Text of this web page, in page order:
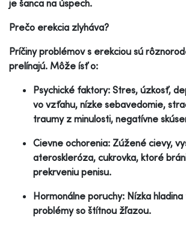
je šanca na úspech.
Prečo erekcia zlyháva?
Príčiny problémov s erekciou sú
prelínajú. Môže ísť o:
Psychické faktory: Stres, úzkosť,
vo vzťahu, nízke sebavedomie,
traumy z minulosti, negatívne
Cievne ochorenia: Zúžené cievy,
ateroskleróza, cukrovka, ktoré
prekrveniu penisu.
Hormonálne poruchy: Nízka
problémy so štítnou žľazou.